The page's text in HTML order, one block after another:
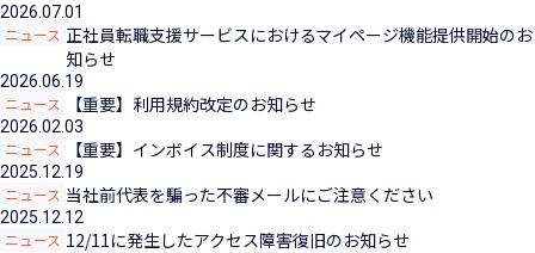
2026.07.01
ニュース 正社員転職支援サービスにおけるマイページ機能提供開始のお
知らせ
2026.06.19
ニュース 【重要】利用規約改定のお知らせ
2026.02.03
ニュース 【重要】インボイス制度に関するお知らせ
2025.12.19
ニュース 当社前代表を騙った不審メールにご注意ください
2025.12.12
ニュース 12/11に発生したアクセス障害復旧のお知らせ